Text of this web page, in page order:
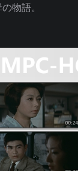
物語。